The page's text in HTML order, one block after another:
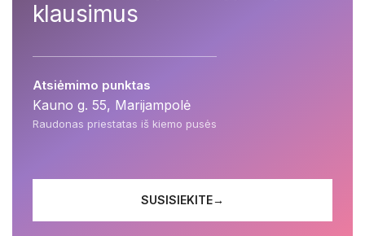
klausimus
Atsiėmimo punktas
Kauno g. 55, Marijampolė
Raudonas priestatas iš kiemo pusės
SUSISIEKITE→